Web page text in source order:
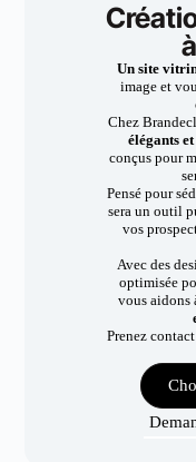
Un site
image et
Chez
élégants
conçus pour
Pensé pour
sera un outil
vos
Avec des
optimisée
vous aidons
Prenez